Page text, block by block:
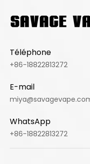
Téléphone
+86-18822813272
E-mail
WhatsApp
+86-18822813272